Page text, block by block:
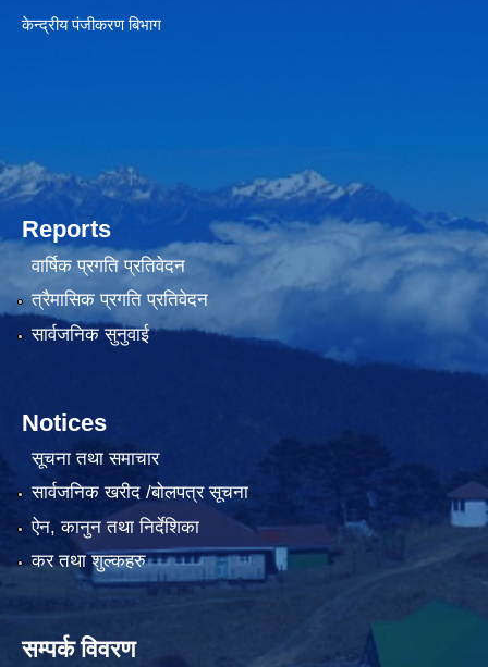
केन्द्रीय पंजीकरण बिभाग
Reports
वार्षिक प्रगति प्रतिवेदन
त्रैमासिक प्रगति प्रतिवेदन
सार्वजनिक सुनुवाई
Notices
सूचना तथा समाचार
सार्वजनिक खरीद /बोलपत्र सूचना
ऐन, कानुन तथा निर्देशिका
कर तथा शुल्कहरु
सम्पर्क विवरण